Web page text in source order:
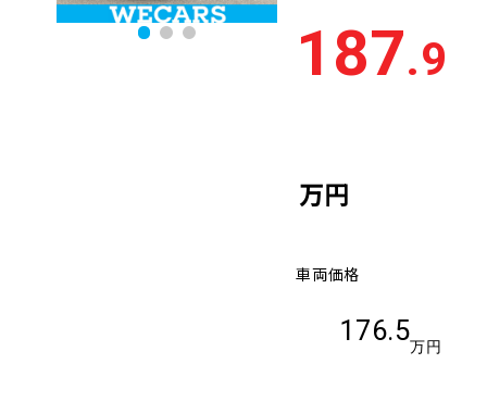
排気量 大きい順187.9
万円
車両価格
176.5
万円